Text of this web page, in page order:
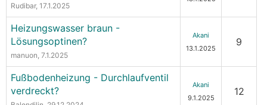
Rudibar, 17.1.2025
Heizungswasser braun -
Lösungsoptinen?
manuon, 7.1.2025
Akani
13.1.2025
9
Fußbodenheizung - Durchlaufventil
verdreckt?
Akani
9.1.2025
12